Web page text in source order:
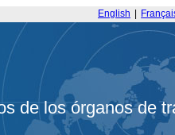
English
de los órganos de